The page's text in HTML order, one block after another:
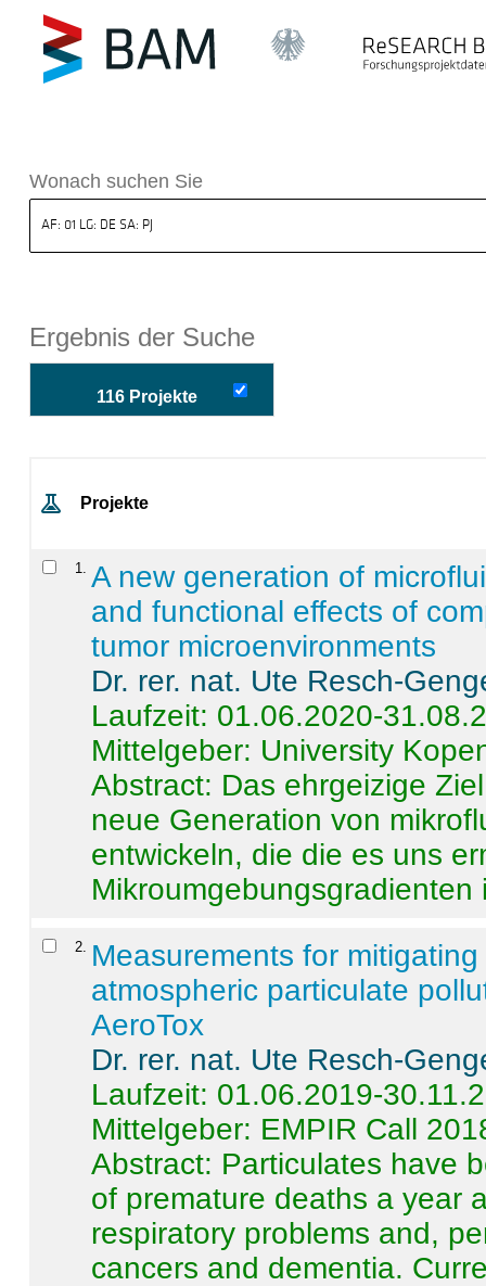
BAM
Wonach suchen Sie
Ergebnis der Suche
116 Projekte
Projekte
1
A new generation of
and functional effects of
tumor microenvironments
Dr. rer. nat. Ute Resch-
Laufzeit: 01.06.2020-
Mittelgeber: University
Abstract: Das ehrgeizige
neue Generation von
entwickeln, die die es uns
Mikroumgebungsgradienten
2
Measurements for
atmospheric particulate
AeroTox
Dr. rer. nat. Ute Resch-
Laufzeit: 01.06.2019-
Mittelgeber: EMPIR Call
Abstract: Particulates have
of premature deaths a year
respiratory problems and,
cancers and dementia.